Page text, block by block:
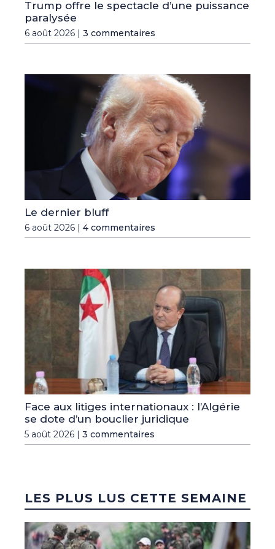
Trump offre le spectacle d’une puissance
paralysée
6 août 2026 | 3 commentaires
Le dernier bluff
6 août 2026 | 4 commentaires
Face aux litiges internationaux : l’Algérie
se dote d’un bouclier juridique
5 août 2026 | 3 commentaires
LES PLUS LUS CETTE SEMAINE